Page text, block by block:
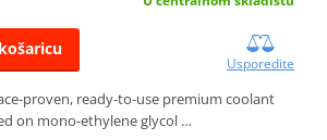
Usporedite
proven, ready-to-use premium coolant
on mono-ethylene glycol …